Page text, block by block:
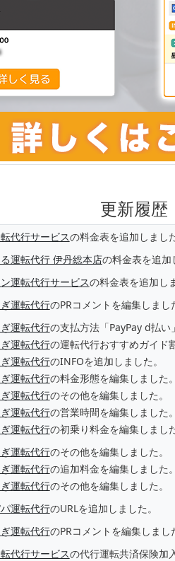
更新履歴
代行サービスの料金表を追加しました
運転代行 伊丹総本店の料金表を追加
運転代行サービスの料金表を追加し
運転代行のPRコメントを編集しまし
運転代行の支払方法「PayPay d払い
運転代行の運転代行おすすめガイド
運転代行のINFOを追加しました。
運転代行の料金形態を編集しました。
運転代行のその他を編集しました。
運転代行の営業時間を編集しました。
運転代行の初乗り料金を編集しました
運転代行のその他を編集しました。
運転代行の追加料金を編集しました。
運転代行のその他を編集しました。
運転代行のURLを追加しました。
運転代行のPRコメントを編集しまし
代行サービスの代行運転共済保険加